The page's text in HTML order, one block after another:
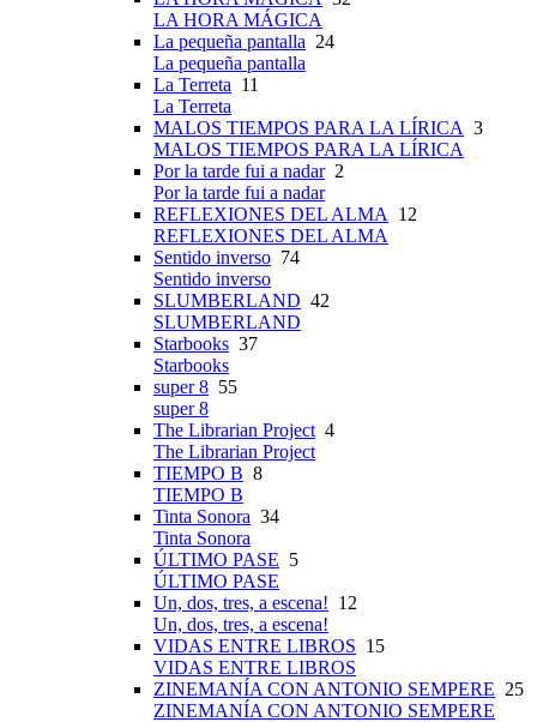
LA HORA MÁGICA
La pequeña pantalla 24
La pequeña pantalla
La Terreta 11
La Terreta
MALOS TIEMPOS PARA LA LÍRICA 3
MALOS TIEMPOS PARA LA LÍRICA
Por la tarde fui a nadar2
Por la tarde fui a nadar
REFLEXIONES DEL ALMA
12
REFLEXIONES DEL ALMA
Sentido inverso 74
Sentido inverso
SLUMBERLAND 42
SLUMBERLAND
Starbooks 37
Starbooks
super 8 55
super 8
The Librarian Project 4
The Librarian Project
TIEMPO B 8
TIEMPO B
Tinta Sonora 34
Tinta Sonora
ÚLTIMO PASE 5
ÚLTIMO PASE
Un, dos, tres, a escena! 12
Un, dos, tres, a escena!
VIDAS ENTRE LIBROS 15
VIDAS ENTRE LIBROS
ZINEMANÍA CON ANTONIO SEMPERE 25
ZINEMANÍA CON ANTONIO SEMPERE